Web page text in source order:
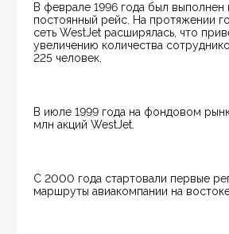
В феврале 1996 года был выполнен
постоянный рейс. На протяжении
сеть WestJet расширялась, что
увеличению количества
225 человек.
В июле 1999 года на фондовом
млн акций WestJet.
С 2000 года стартовали первые
маршруты авиакомпании на